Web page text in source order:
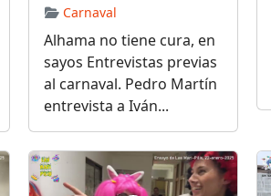
Carnaval
Alhama no tiene cura, en
sayos Entrevistas previas
al carnaval. Pedro Martín
entrevista a Iván...